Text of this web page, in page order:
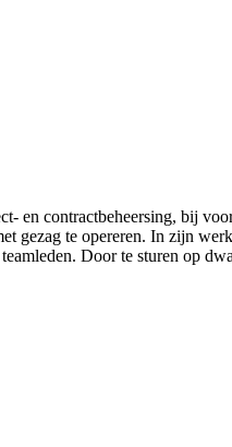
contractbeheersing, bij
te opereren. In zijn
Door te sturen op